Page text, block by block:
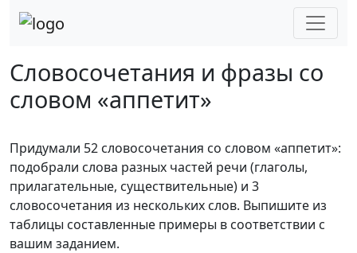
Словосочетания и фразы со
словом «аппетит»
Придумали 52 словосочетания со словом «аппетит»:
подобрали слова разных частей речи (глаголы,
прилагательные, существительные) и 3
словосочетания из нескольких слов. Выпишите из
таблицы составленные примеры в соответствии с
вашим заданием.